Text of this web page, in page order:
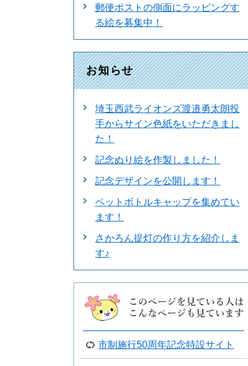
郵便ポストの側面にラッピングす
る絵を募集中！
お知らせ
埼玉西武ライオンズ渡邉勇太朗投
手からサイン色紙をいただきまし
た！
記念ぬり絵を作製しました！
記念デザインを公開します！
ペットボトルキャップを集めてい
ます！
さかろん提灯の作り方を紹介しま
す♪
市制施行50周年記念特設サイト